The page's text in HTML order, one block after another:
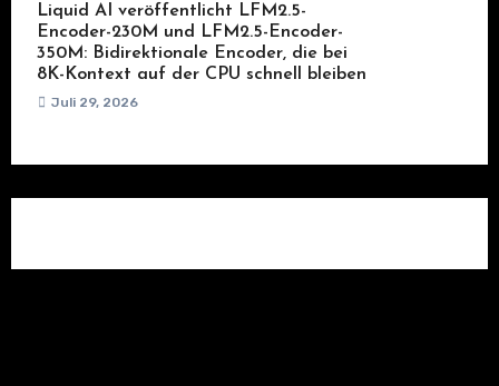
Liquid AI veröffentlicht LFM2.5-
Encoder-230M und LFM2.5-Encoder-
350M: Bidirektionale Encoder, die bei
8K-Kontext auf der CPU schnell bleiben
Juli 29, 2026